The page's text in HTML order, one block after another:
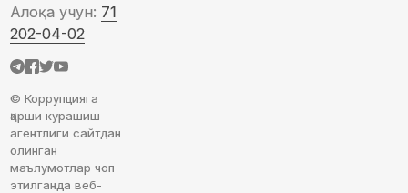
Алоқа учун: 71
202-04-02
© Коррупцияга
қарши курашиш
агентлиги сайтдан
олинган
маълумотлар чоп
этилганда веб-